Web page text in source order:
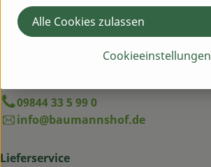
Egenhausen 54
91619 Obernzenn
09844 33 5 99 0
info@baumannshof.de
Lieferservice
Cookieeinstellungen
Alle Cookies zulassen